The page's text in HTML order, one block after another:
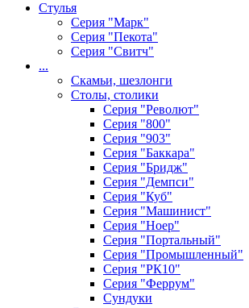
Стулья
Серия "Марк"
Серия "Пекота"
Серия "Свитч"
...
Скамьи, шезлонги
Столы, столики
Серия "Револют"
Серия "800"
Серия "903"
Серия "Баккара"
Серия "Бридж"
Серия "Демпси"
Серия "Куб"
Серия "Машинист"
Серия "Ноер"
Серия "Портальный"
Серия "Промышленный"
Серия "РК10"
Серия "Феррум"
Сундуки